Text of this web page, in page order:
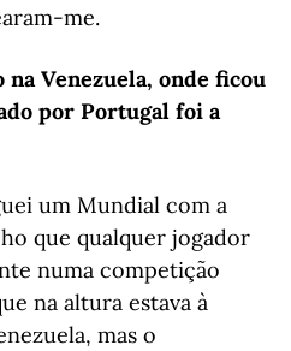
me.
na Venezuela, onde ficou
por Portugal foi a
um Mundial com a
que qualquer jogador
numa competição
na altura estava à
mas o